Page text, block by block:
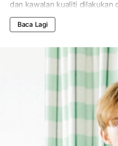
dan kawalan kualiti dilakukan
disiapkan mengikut
Di Oh! T-Shirt, anda boleh
Baca Lagi